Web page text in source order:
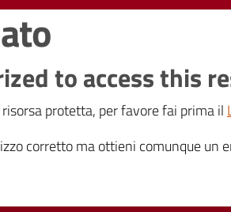
to access this
protetta, per favore fai prima il
corretto ma ottieni comunque un